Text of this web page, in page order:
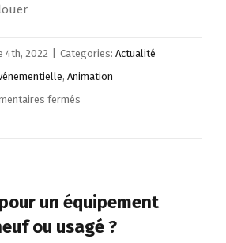
4th, 2022 Categories: Actualité
, Animation
fermés
évènement
en
un équipement
ou usagé ?